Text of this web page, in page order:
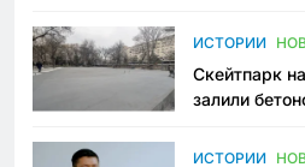
Узбекистане
ИСТОРИИ
Скейтпарк
залили
ИСТОРИИ